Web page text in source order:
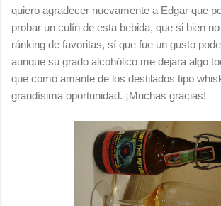
quiero agradecer nuevamente a Edgar que
probar un culín de esta bebida, que si bien
ránking de favoritas, sí que fue un gusto
aunque su grado alcohólico me dejara algo
que como amante de los destilados tipo
grandísima oportunidad. ¡Muchas gracias!